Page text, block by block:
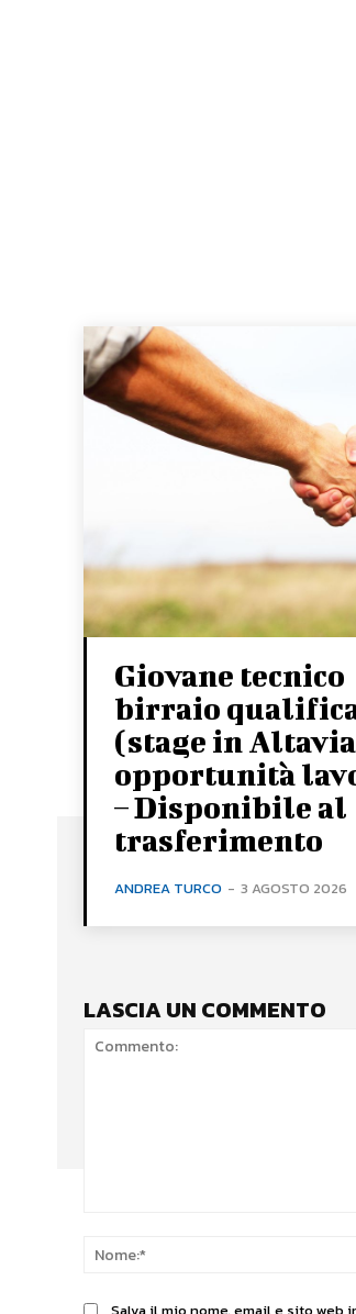
Giovane tecnico
birraio
(stage in
opportunità
– Disponibile al
trasferimento
ANDREA TURCO - 3 AGOSTO 2026
LASCIA UN COMMENTO